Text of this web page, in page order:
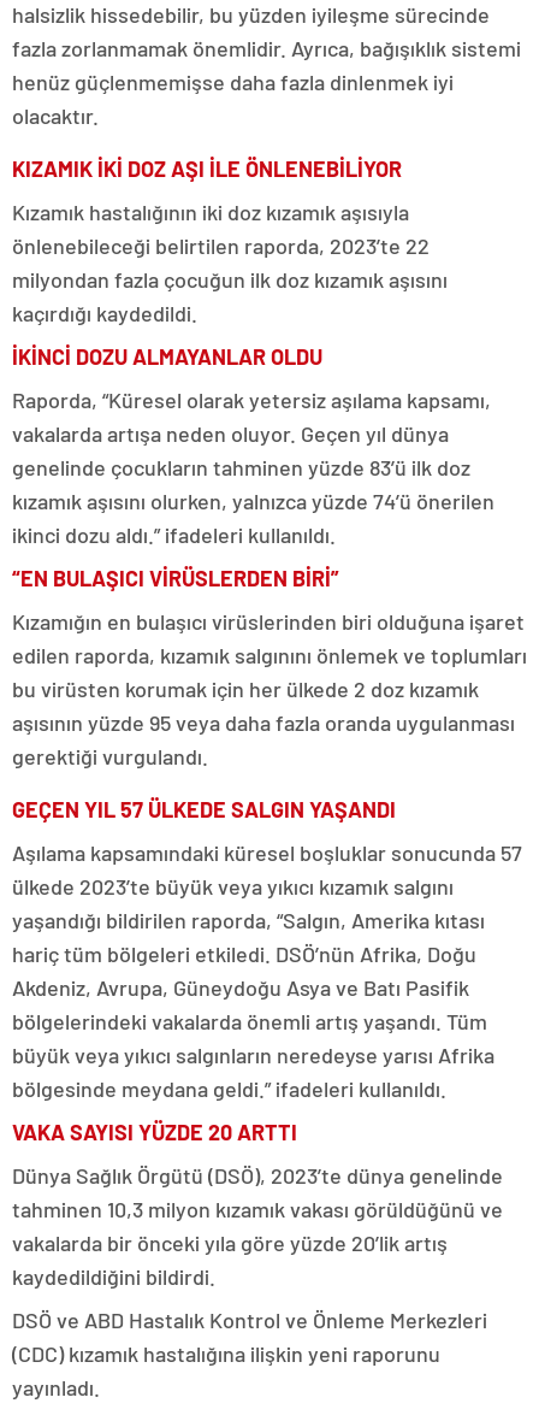
halsizlik hissedebilir, bu yüzden iyileşme sürecinde
fazla zorlanmamak önemlidir. Ayrıca, bağışıklık sistemi
henüz güçlenmemişse daha fazla dinlenmek iyi
olacaktır.
KIZAMIK İKİ DOZ AŞI İLE ÖNLENEBİLİYOR
Kızamık hastalığının iki doz kızamık aşısıyla
önlenebileceği belirtilen raporda, 2023’te 22
milyondan fazla çocuğun ilk doz kızamık aşısını
kaçırdığı kaydedildi.
İKİNCİ DOZU ALMAYANLAR OLDU
Raporda, “Küresel olarak yetersiz aşılama kapsamı,
vakalarda artışa neden oluyor. Geçen yıl dünya
genelinde çocukların tahminen yüzde 83’ü ilk doz
kızamık aşısını olurken, yalnızca yüzde 74’ü önerilen
ikinci dozu aldı.” ifadeleri kullanıldı.
“EN BULAŞICI VİRÜSLERDEN BİRİ”
Kızamığın en bulaşıcı virüslerinden biri olduğuna işaret
edilen raporda, kızamık salgınını önlemek ve toplumları
bu virüsten korumak için her ülkede 2 doz kızamık
aşısının yüzde 95 veya daha fazla oranda uygulanması
gerektiği vurgulandı.
GEÇEN YIL 57 ÜLKEDE SALGIN YAŞANDI
Aşılama kapsamındaki küresel boşluklar sonucunda 57
ülkede 2023’te büyük veya yıkıcı kızamık salgını
yaşandığı bildirilen raporda, “Salgın, Amerika kıtası
hariç tüm bölgeleri etkiledi. DSÖ’nün Afrika, Doğu
Akdeniz, Avrupa, Güneydoğu Asya ve Batı Pasifik
bölgelerindeki vakalarda önemli artış yaşandı. Tüm
büyük veya yıkıcı salgınların neredeyse yarısı Afrika
bölgesinde meydana geldi.” ifadeleri kullanıldı.
VAKA SAYISI YÜZDE 20 ARTTI
Dünya Sağlık Örgütü (DSÖ), 2023’te dünya genelinde
tahminen 10,3 milyon kızamık vakası görüldüğünü ve
vakalarda bir önceki yıla göre yüzde 20’lik artış
kaydedildiğini bildirdi.
DSÖ ve ABD Hastalık Kontrol ve Önleme Merkezleri
(CDC) kızamık hastalığına ilişkin yeni raporunu
yayınladı.